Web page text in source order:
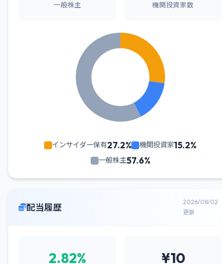
一般株主 機関投資家数
インサイダー保有27.2% 機関投資家15.2%
一般株主57.6%
配当履歴
2026/08/02
更新
2.82% ¥10